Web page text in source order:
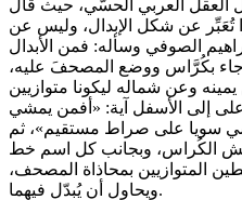
العقل العربي الحسّي، حيث قال
تُعَبِّر عن شكل الإبدال، وليس عن
الصوفي وسأله: فمن الأبدال
جاء بكُرَّاس ووضع المصحفَ عليه،
وعن شماله ليكونا متوازيين
إلى الأسفل آية: «أفمن يمشي
سويا على صراط مستقيم»، ثم
الكُراس، وبجانب كل اسم خط
المتوازيين بمحاذاة المصحف،
ويحاول أن يُبدّل فيهما.